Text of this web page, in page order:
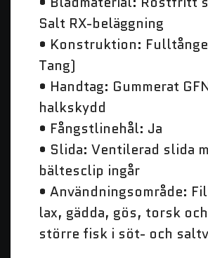
Salt RX-beläggning
• Konstruktion:
Tang)
• Handtag: Gummerat
halkskydd
• Fångstlinehål: Ja
• Slida: Ventilerad slida
bältesclip ingår
• Användningsområde:
lax, gädda, gös, torsk
större fisk i söt- och